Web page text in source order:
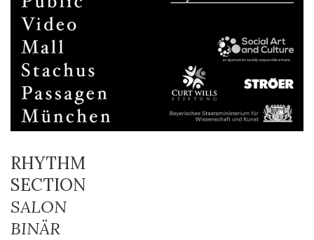
RHYTHM
SECTION
SALON
BINÄR